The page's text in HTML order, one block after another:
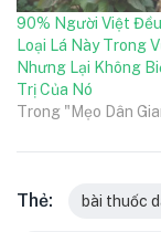
90% Người Việt
Loại Lá Này Trong
Nhưng Lại Không
Trị Của Nó
Trong "Mẹo Dân
Thẻ: bài thuốc